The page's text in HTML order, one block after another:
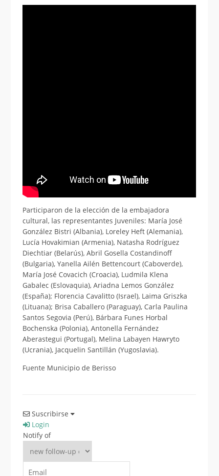
Participaron de la elección de la embajadora
cultural, las representantes Juveniles: María José
González Bistri (Albania), Loreley Heft (Alemania),
Lucía Hovakimian (Armenia), Natasha Rodríguez
Diechtiar (Belarús), Abril Gosella Costandinoff
(Bulgaria), Yanella Ailén Bettencourt (Caboverde),
María José Covacich (Croacia), Ludmila Klena
Gabalec (Eslovaquia), Ariadna Lemos González
(España); Florencia Cavalitto (Israel), Laima Griszka
(Lituana); Brisa Caballero (Paraguay), Carla Paulina
Santos Segovia (Perú), Bárbara Funes Horbal
Bochenska (Polonia), Antonella Fernández
Aberastegui (Portugal), Melina Labayen Hawryto
(Ucrania), Jacquelin Santillán (Yugoslavia).
Fuente Municipio de Berisso
Suscribirse
Login
Notify of